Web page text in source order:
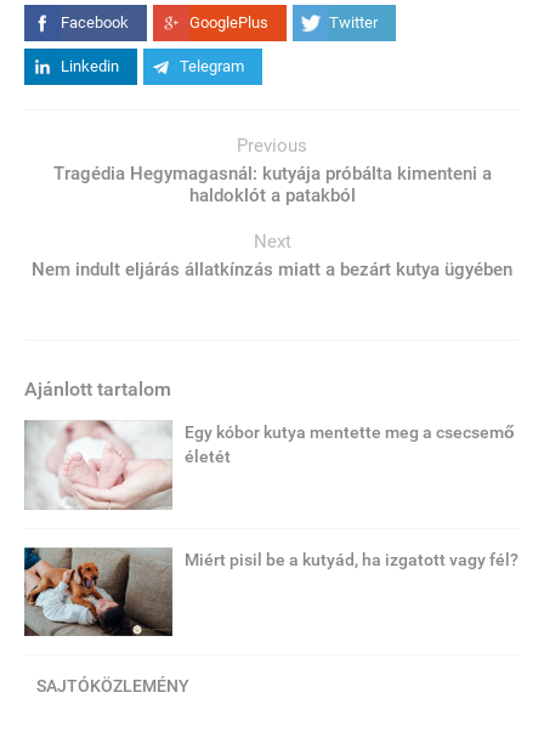
Facebook GooglePlus Twitter
Linkedin Telegram
Previous
Tragédia Hegymagasnál: kutyája próbálta kimenteni a
haldoklót a patakból
Next
Nem indult eljárás állatkínzás miatt a bezárt kutya ügyében
Ajánlott tartalom
Egy kóbor kutya mentette meg a csecsemő
életét
Miért pisil be a kutyád, ha izgatott vagy fél?
SAJTÓKÖZLEMÉNY